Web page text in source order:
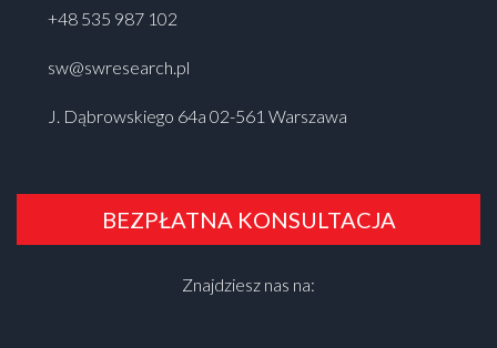
+48 535 987 102
sw@swresearch.pl
J. Dąbrowskiego 64a 02-561 Warszawa
BEZPŁATNA KONSULTACJA
Znajdziesz nas na: